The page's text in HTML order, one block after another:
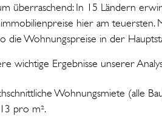
überraschend: In 15 Ländern
hier am teuersten.
die Wohnungspreise in der
wichtige Ergebnisse unserer
Wohnungsmiete (alle
pro m².